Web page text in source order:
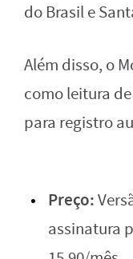
do Brasil e
Além disso, o
como leitura
para registro
Preço:
assinatura